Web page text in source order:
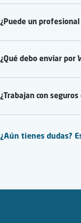
¿Puede un
¿Qué debo enviar por
¿Trabajan con seguros
¿Aún tienes dudas?